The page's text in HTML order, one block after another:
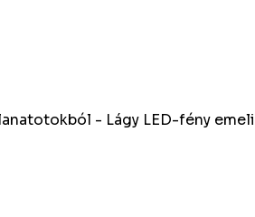
- Lágy LED-fény